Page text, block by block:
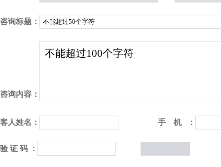
咨询标题：
咨询内容：
客人姓名： 手 机 ：
验 证 码 ：